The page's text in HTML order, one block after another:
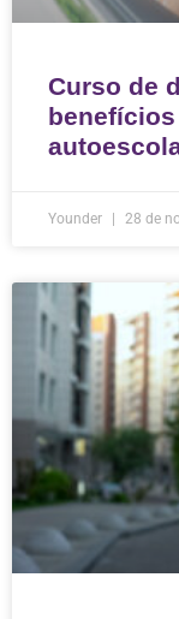
Curso de
Younder 28 de